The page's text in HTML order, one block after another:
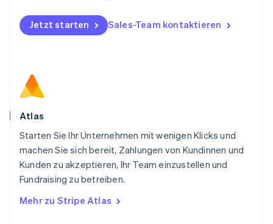
Jetzt starten Sales-Team kontaktieren
Atlas
Starten Sie Ihr Unternehmen mit wenigen Klicks und
machen Sie sich bereit, Zahlungen von Kundinnen und
Kunden zu akzeptieren, Ihr Team einzustellen und
Fundraising zu betreiben.
Mehr zu Stripe Atlas
DeutschEnglish
Polen
English
Schweden
Svenska
Deutsch FrançaisItalianoEnglish
Singapur
English简体中文
Slowakei
Slowenien